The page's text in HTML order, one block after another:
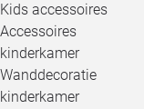
Kids accessoires
Accessoires
kinderkamer
Wanddecoratie
kinderkamer